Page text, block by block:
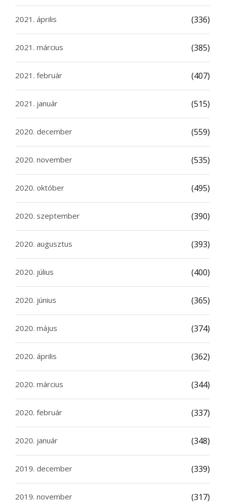
2021. április (336)
2021. március (385)
2021. február (407)
2021. január (515)
2020. december (559)
2020. november (535)
2020. október (495)
2020. szeptember (390)
2020. augusztus (393)
2020. július (400)
2020. június (365)
2020. május (374)
2020. április (362)
2020. március (344)
2020. február (337)
2020. január (348)
2019. december (339)
2019. november (317)